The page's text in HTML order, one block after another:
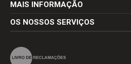
MAIS INFORMAÇÃO
OS NOSSOS SERVIÇOS